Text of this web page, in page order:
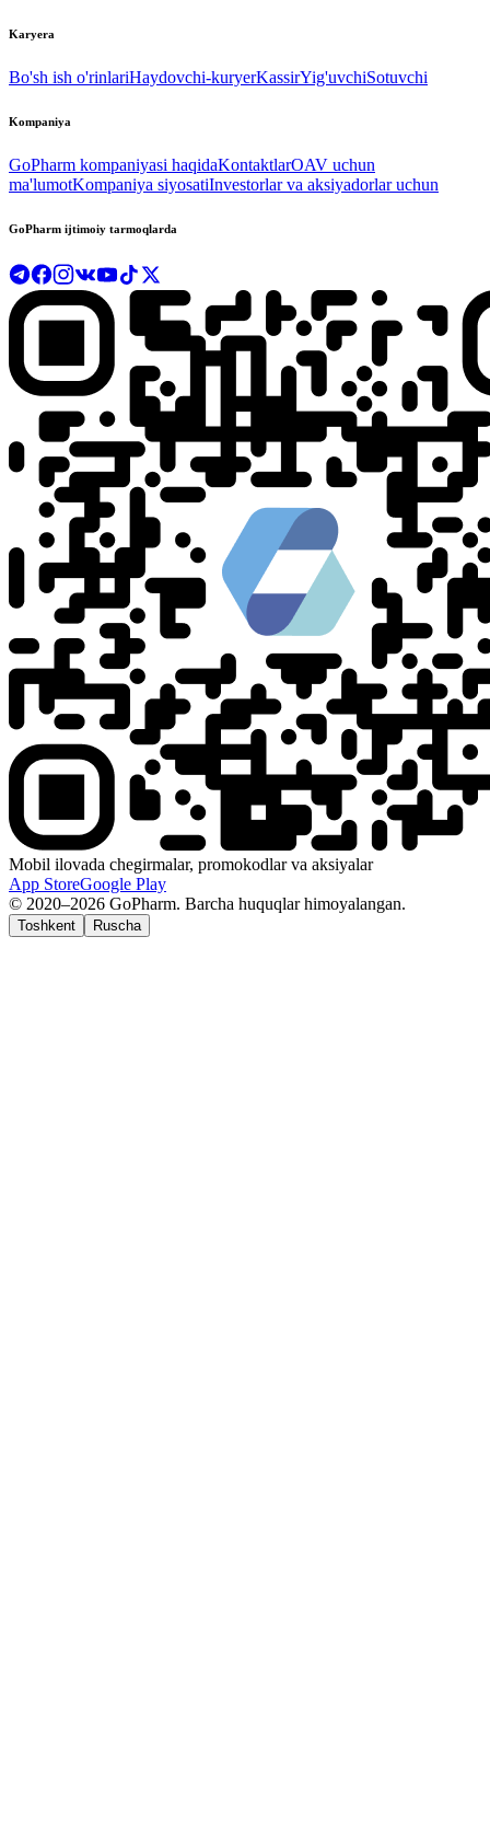
Karyera
Bo'sh ish o'rinlariHaydovchi-kuryerKassirYig'uvchiSotuvchi
Kompaniya
GoPharm kompaniyasi haqidaKontaktlarOAV uchun
ma'lumotKompaniya siyosatiInvestorlar va aksiyadorlar uchun
GoPharm ijtimoiy tarmoqlarda
Mobil ilovada chegirmalar, promokodlar va aksiyalar
App StoreGoogle Play
© 2020–2026 GoPharm. Barcha huquqlar himoyalangan.
Toshkent Ruscha